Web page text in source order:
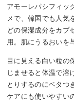
・しっとり感が強
はテカリや重さが
・チューブが少し
しにくい
アモーレパシフィッ
メで、韓国でも人気
どの保湿成分をカプ
用。肌にうるおいを
目に見える白い粒の
じませると体温で溶
とりするのにベタつ
ケアにも使いやすい